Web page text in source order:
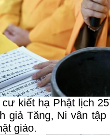
kiết hạ Phật lịch
giả Tăng, Ni vân
giáo.